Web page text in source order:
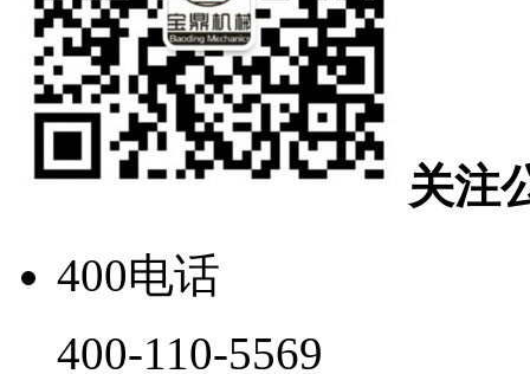
关注
400电话
400-110-5569